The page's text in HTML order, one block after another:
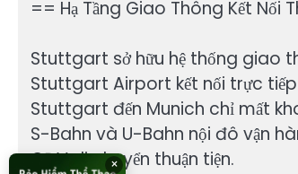
== Hạ Tầng Giao Thông Kết Nối
Stuttgart sở hữu hệ thống giao
Stuttgart Airport kết nối trực
Stuttgart đến Munich chỉ mất
S-Bahn và U-Bahn nội đô vận
CĐV di chuyển thuận tiện.
×